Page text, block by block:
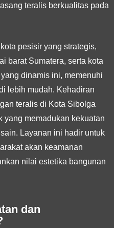
teralis berkualitas pada
pesisir yang strategis,
barat Sumatera, serta kota
dinamis ini, memenuhi
lebih mudah. Kehadiran
teralis di Kota Sibolga
yang memadukan kekuatan
Layanan ini hadir untuk
akan keamanan
nilai estetika bangunan
dan